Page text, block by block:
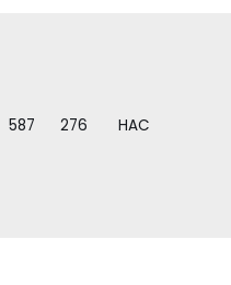
587 276 HAC